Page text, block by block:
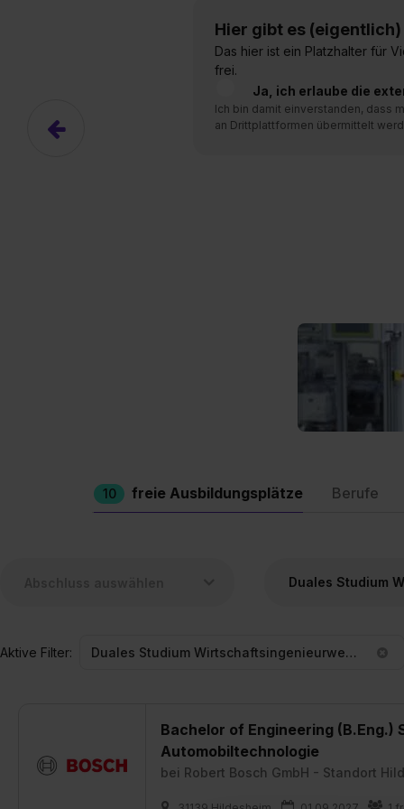
Hier gibt es
Das hier ist ein Platzhalter für
frei.
Ja, ich erlaube die
Ich bin damit einverstanden, dass
an Drittplattformen übermittelt
Hier gibt es
Das hier ist ein Platzhalter für
frei.
Ja, ich erlaube die
Ich bin damit einverstanden, dass
an Drittplattformen übermittelt
Hier gibt es
Das hier ist ein Platzhalter für
frei.
Ja, ich erlaube die
Ich bin damit einverstanden, dass
an Drittplattformen übermittelt
10 freie Ausbildungsplätze Berufe
Aktive Filter: Duales Studium Wirtschaftsingenieurwesen
Bachelor of Engineering
Automobiltechnologie
bei Robert Bosch GmbH - Standort